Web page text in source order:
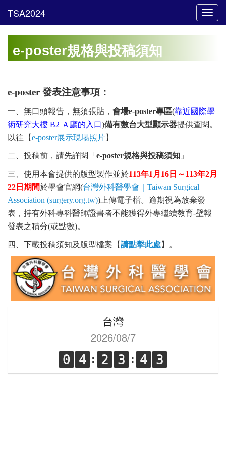
e-poster規格與投稿須知
e-poster 發表注意事項：
一、無口頭報告，無須張貼， 會場e-poster專區(靠近國際學
術研究大樓 B2 Ａ廳的入口)備有數台大型顯示器提供查閱。
以往 【e-poster展示現場照片】
二、投稿前，請先詳閱「 e-poster規格與投稿須知 」
三、使用本會提供的版型製作並於113年1月16日～113年2月
22日期間於學會官網(台灣外科醫學會｜Taiwan Surgical
Association (surgery.org.tw))上傳電子檔。 逾期視為放棄發
表，持有外科專科醫師證書者不能獲得外專繼續教育-壁報
發表之積分(或點數)。
四、下載投稿須知及版型檔案【請點擊此處】。
台灣
2026/08/7